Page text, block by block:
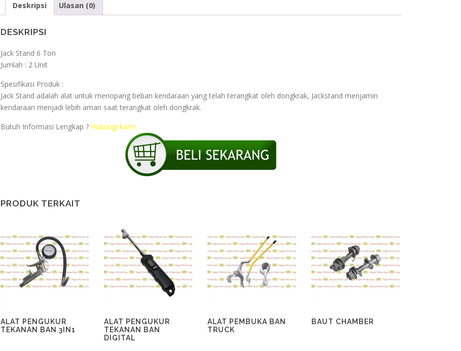
Deskripsi Ulasan (0)
DESKRIPSI
Jack Stand 6 Ton
Jumlah : 2 Unit
Spesifikasi Produk :
Jack Stand adalah alat untuk menopang beban kendaraan yang telah terangkat oleh dongkrak, Jackstand menjamin
kendaraan menjadi lebih aman saat terangkat oleh dongkrak.
Butuh Informasi Lengkap ? Hubungi kami
PRODUK TERKAIT
ALAT PENGUKUR
TEKANAN BAN 3IN1
ALAT PENGUKUR
TEKANAN BAN
DIGITAL
ALAT PEMBUKA BAN
TRUCK
BAUT CHAMBER